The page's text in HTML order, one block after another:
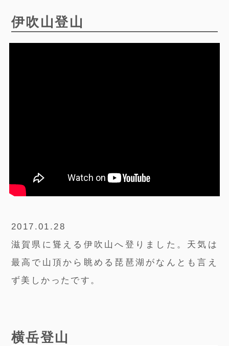
伊吹山登山
2017.01.28
滋賀県に聳える伊吹山へ登りました。天気は
最高で山頂から眺める琵琶湖がなんとも言え
ず美しかったです。
横岳登山